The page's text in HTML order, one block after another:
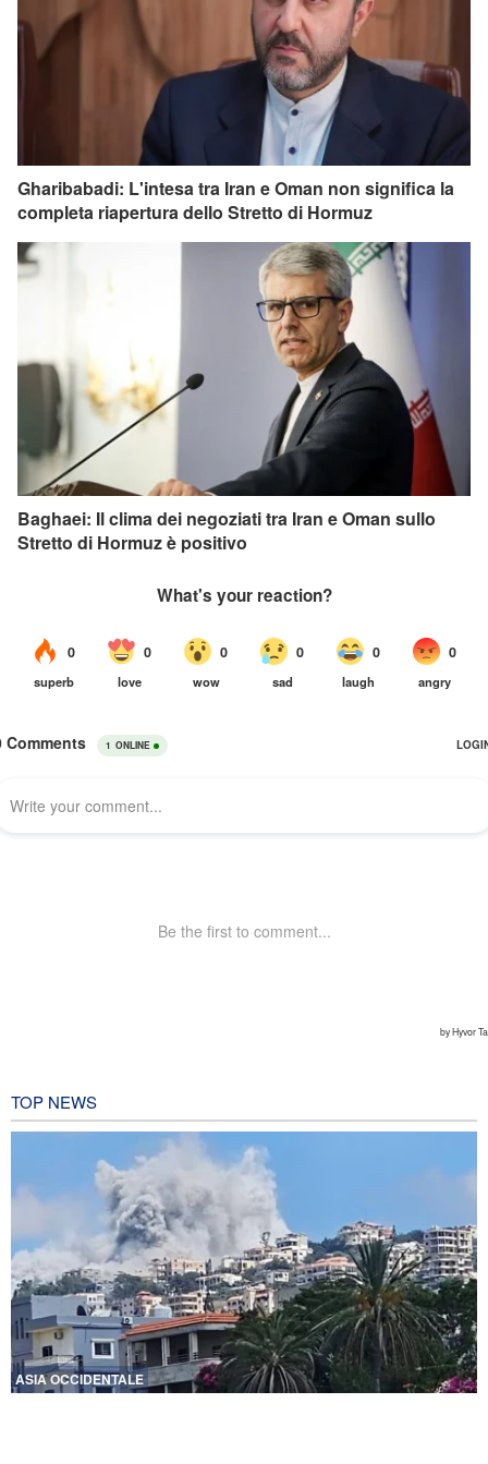
Gharibabadi: L'intesa tra Iran e Oman non significa la
completa riapertura dello Stretto di Hormuz
Baghaei: Il clima dei negoziati tra Iran e Oman sullo
Stretto di Hormuz è positivo
TOP NEWS
ASIA OCCIDENTALE